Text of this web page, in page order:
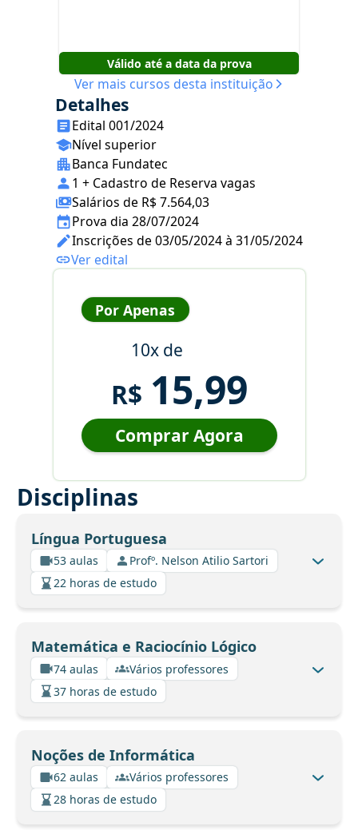
Válido até a data da prova
Ver mais cursos desta instituição
Detalhes
Edital 001/2024
Nível superior
Banca Fundatec
1 + Cadastro de Reserva vagas
Salários de R$ 7.564,03
Prova dia 28/07/2024
Inscrições de 03/05/2024 à 31/05/2024
Ver edital
Por Apenas
10x de
R$ 15,99
Comprar Agora
Disciplinas
Língua Portuguesa
53 aulas
Profº. Nelson Atilio Sartori
22 horas de estudo
Matemática e Raciocínio Lógico
74 aulas
Vários professores
37 horas de estudo
Noções de Informática
62 aulas
Vários professores
28 horas de estudo